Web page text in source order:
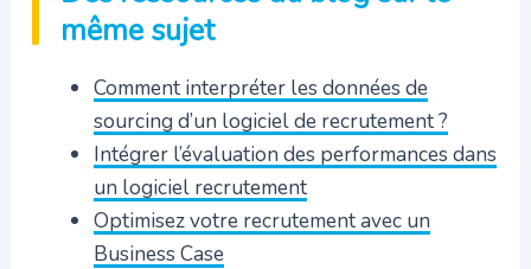
même sujet
Comment interpréter les données de
sourcing d’un logiciel de recrutement ?
Intégrer l’évaluation des performances dans
un logiciel recrutement
Optimisez votre recrutement avec un
Business Case